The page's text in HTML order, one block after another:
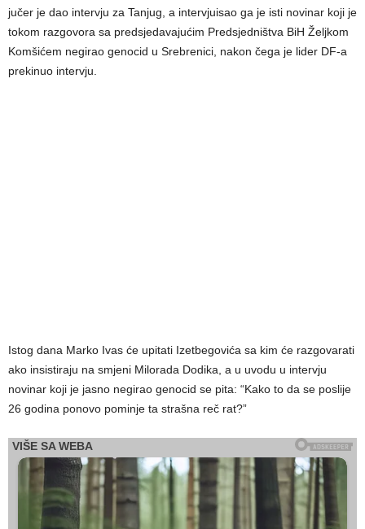
jučer je dao intervju za Tanjug, a intervjuisao ga je isti novinar koji je
tokom razgovora sa predsjedavajućim Predsjedništva BiH Željkom
Komšićem negirao genocid u Srebrenici, nakon čega je lider DF-a
prekinuo intervju.
Istog dana Marko Ivas će upitati Izetbegovića sa kim će razgovarati
ako insistiraju na smjeni Milorada Dodika, a u uvodu u intervju
novinar koji je jasno negirao genocid se pita: “Kako to da se poslije
26 godina ponovo pominje ta strašna reč rat?”